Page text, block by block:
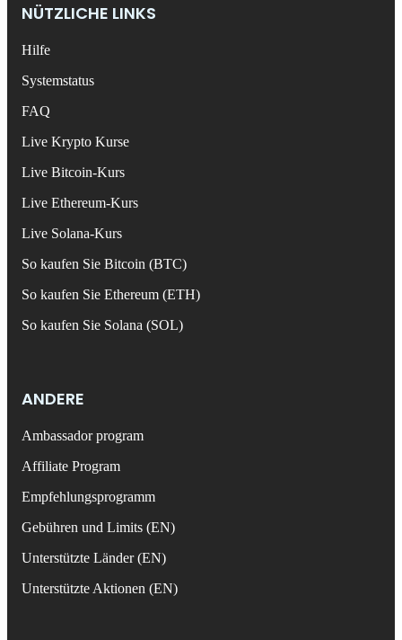
NÜTZLICHE LINKS
Hilfe
Systemstatus
FAQ
Live Krypto Kurse
Live Bitcoin-Kurs
Live Ethereum-Kurs
Live Solana-Kurs
So kaufen Sie Bitcoin (BTC)
So kaufen Sie Ethereum (ETH)
So kaufen Sie Solana (SOL)
ANDERE
Ambassador program
Affiliate Program
Empfehlungsprogramm
Gebühren und Limits (EN)
Unterstützte Länder (EN)
Unterstützte Aktionen (EN)